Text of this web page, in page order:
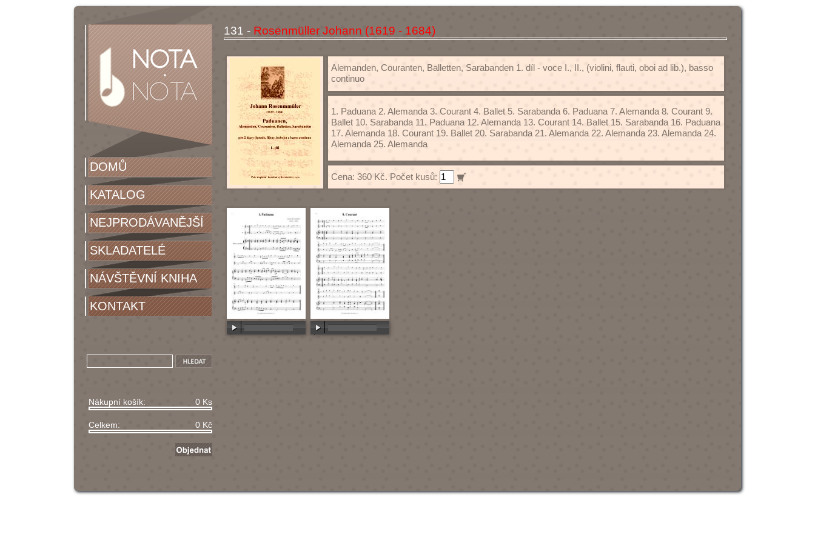
DOMŮ
KATALOG
NEJPRODÁVANĚJŠÍ
SKLADATELÉ
NÁVŠTĚVNÍ KNIHA
KONTAKT
Nákupní košík: 0 Ks
Celkem: 0 Kč
131 - Rosenmüller Johann (1619 - 1684)
Alemanden, Couranten, Balletten, Sarabanden 1. díl - voce I., II., (violini, flauti, oboi ad lib.), basso
continuo
1. Paduana 2. Alemanda 3. Courant 4. Ballet 5. Sarabanda 6. Paduana 7. Alemanda 8. Courant 9.
Ballet 10. Sarabanda 11. Paduana 12. Alemanda 13. Courant 14. Ballet 15. Sarabanda 16. Paduana
17. Alemanda 18. Courant 19. Ballet 20. Sarabanda 21. Alemanda 22. Alemanda 23. Alemanda 24.
Alemanda 25. Alemanda
Cena: 360 Kč. Počet kusů: